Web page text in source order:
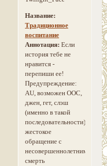
Название:
Традиционное
воспитание
Аннотация: Если
история тебе не
нравится -
перепиши ее!
Предупреждение:
AU, возможен ООС,
джен, гет, слэш
(именно в такой
последовательности),
жестокое
обращение с
несовершеннолетним,
смерть